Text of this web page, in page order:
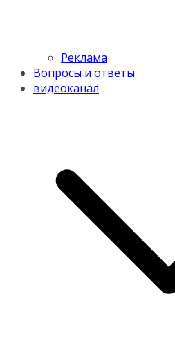
Реклама
Вопросы и ответы
видеоканал